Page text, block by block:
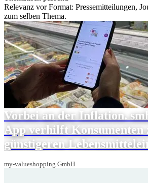
Relevanz vor Format: Pressemitteilungen,
zum selben Thema.
Vorbei an der Inflation.
App verhilft Konsumenten
günstigeren
my-valueshopping GmbH